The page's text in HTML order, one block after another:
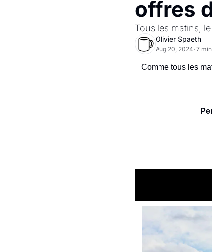
offres
Tous les matins,
Olivier Spaeth
Aug 20, 2024 •7
Comme tous les